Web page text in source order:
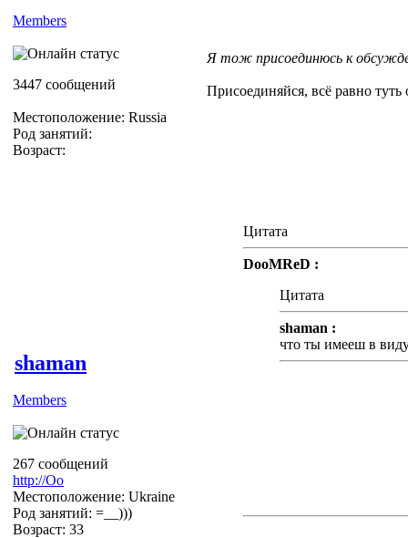
Members
3447 сообщений
Местоположение: Russia
Род занятий:
Возраст:
Я тож присоединюсь к
Присоединяйся, всё равно
shaman
Members
267 сообщений
http://Оо
Местоположение: Ukraine
Род занятий: =__)))
Возраст: 33
Цитата
DooMReD :
Цитата
shaman :
что ты имееш в